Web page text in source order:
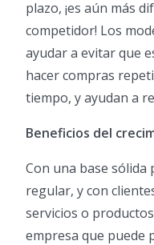
plazo, ¡es aún más
competidor! Los
ayudar a evitar que
hacer compras
tiempo, y ayudan a
Beneficios del
Con una base sólida
regular, y con
servicios o
empresa que puede